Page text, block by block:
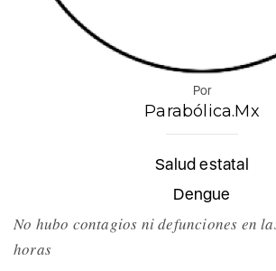
Por
Parabólica.Mx
Salud estatal
Dengue
No hubo contagios ni defunciones en
horas